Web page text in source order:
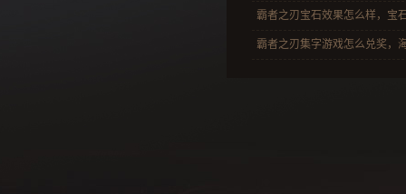
霸者之刃宝石效果怎么样，宝
霸者之刃集字游戏怎么兑奖，